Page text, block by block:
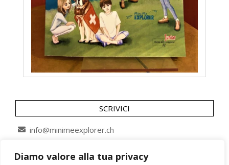
Diamo valore alla tua privacy
SCRIVICI
info@minimeexplorer.ch